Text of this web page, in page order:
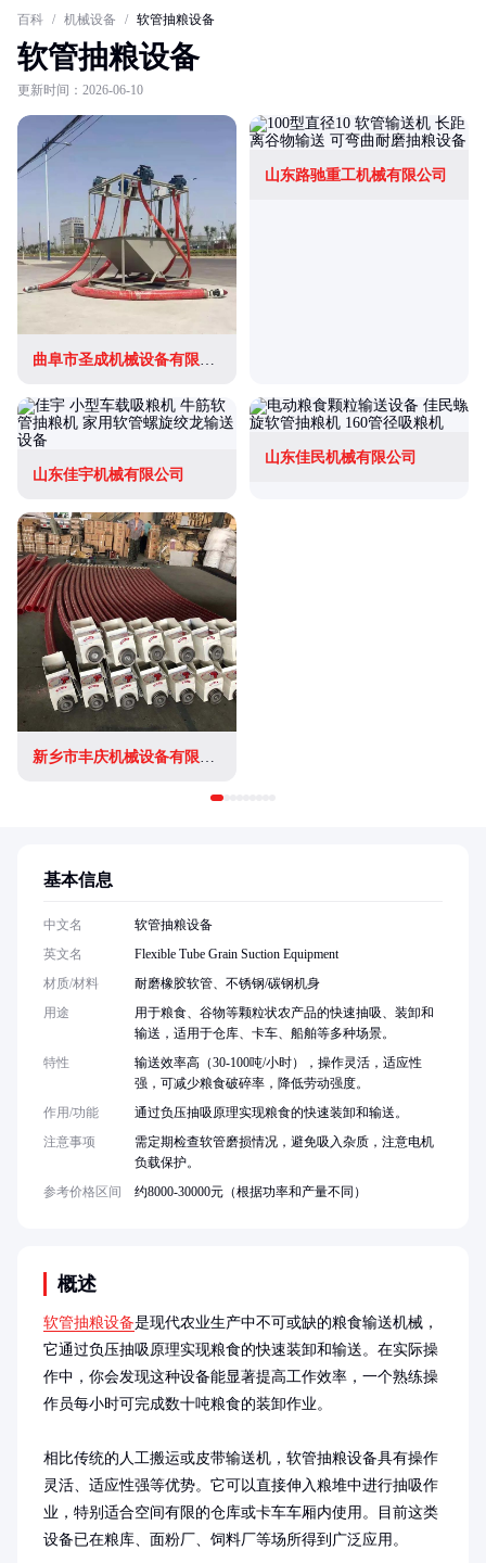
百科 / 机械设备 / 软管抽粮设备
软管抽粮设备
更新时间：2026-06-10
曲阜市圣成机械设备有限公司
山东路驰重工机械有限公司
山东佳宇机械有限公司
山东佳民机械有限公司
新乡市丰庆机械设备有限公司
概述
软管抽粮设备是现代农业生产中不可或缺的粮食输送机械，
它通过负压抽吸原理实现粮食的快速装卸和输送。在实际操
作中，你会发现这种设备能显著提高工作效率，一个熟练操
作员每小时可完成数十吨粮食的装卸作业。
相比传统的人工搬运或皮带输送机，软管抽粮设备具有操作
灵活、适应性强等优势。它可以直接伸入粮堆中进行抽吸作
业，特别适合空间有限的仓库或卡车车厢内使用。目前这类
设备已在粮库、面粉厂、饲料厂等场所得到广泛应用。
基本信息
中文名
软管抽粮设备
英文名
Flexible Tube Grain Suction Equipment
材质/材料
耐磨橡胶软管、不锈钢/碳钢机身
用途
用于粮食、谷物等颗粒状农产品的快速抽吸、装卸和
输送，适用于仓库、卡车、船舶等多种场景。
特性
输送效率高（30-100吨/小时），操作灵活，适应性
强，可减少粮食破碎率，降低劳动强度。
作用/功能
通过负压抽吸原理实现粮食的快速装卸和输送。
注意事项
需定期检查软管磨损情况，避免吸入杂质，注意电机
负载保护。
参考价格区间
约8000-30000元（根据功率和产量不同）